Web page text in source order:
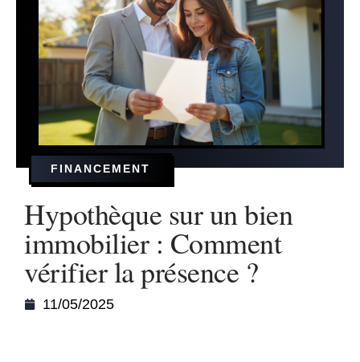
FINANCEMENT
Hypothèque sur un bien
immobilier : Comment
vérifier la présence ?
11/05/2025